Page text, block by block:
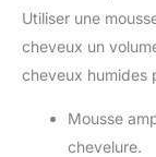
Utiliser une
cheveux un
cheveux humides
Mousse
chevelure.